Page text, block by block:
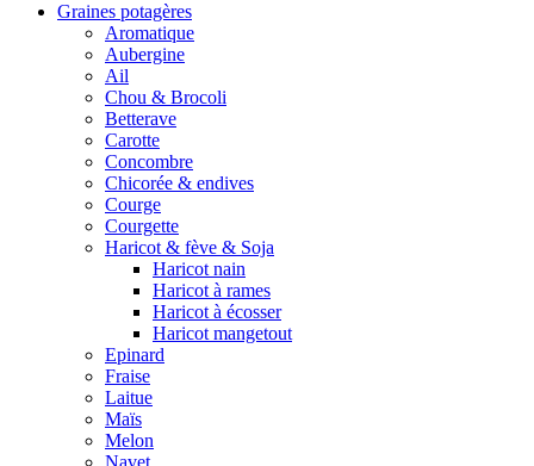
Graines potagères
Aromatique
Aubergine
Ail
Chou & Brocoli
Betterave
Carotte
Concombre
Chicorée & endives
Courge
Courgette
Haricot & fève & Soja
Haricot nain
Haricot à rames
Haricot à écosser
Haricot mangetout
Epinard
Fraise
Laitue
Maïs
Melon
Navet